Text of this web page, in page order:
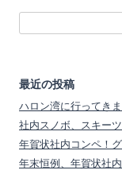
最近の投稿
ハロン湾に行ってき
社内スノボ、スキー
年賀状社内コンペ！
年末恒例、年賀状社